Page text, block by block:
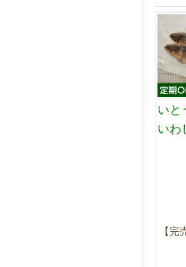
いと
いわ
【完